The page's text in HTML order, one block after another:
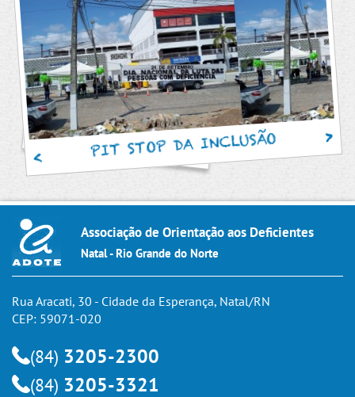
PIT STOP DA INCLUSÃO
Associação de Orientação aos Deficientes
Natal - Rio Grande do Norte
Rua Aracati, 30 - Cidade da Esperança, Natal/RN
CEP: 59071-020
(84) 3205-2300
(84) 3205-3321